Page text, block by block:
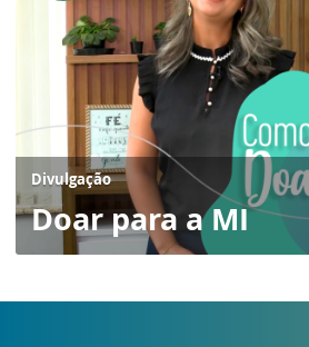
Divulgação
Doar para a MI